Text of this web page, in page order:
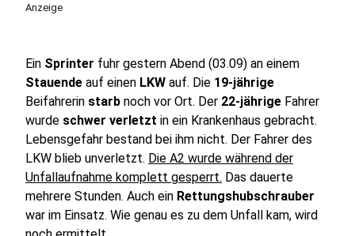
Anzeige
Ein Sprinter fuhr gestern Abend (03.09) an einem
Stauende auf einen LKW auf. Die 19-jährige
Beifahrerin starb noch vor Ort. Der 22-jährige Fahrer
wurde schwer verletzt in ein Krankenhaus gebracht.
Lebensgefahr bestand bei ihm nicht. Der Fahrer des
LKW blieb unverletzt. Die A2 wurde während der
Unfallaufnahme komplett gesperrt. Das dauerte
mehrere Stunden. Auch ein Rettungshubschrauber
war im Einsatz. Wie genau es zu dem Unfall kam, wird